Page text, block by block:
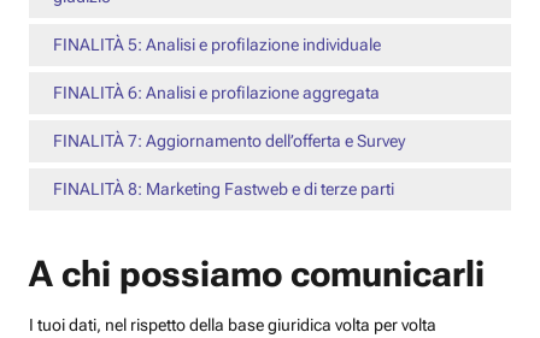
FINALITÀ 5: Analisi e profilazione individuale
FINALITÀ 6: Analisi e profilazione aggregata
FINALITÀ 7: Aggiornamento dell’offerta e Survey
FINALITÀ 8: Marketing Fastweb e di terze parti
A chi possiamo comunicarli
I tuoi dati, nel rispetto della base giuridica volta per volta